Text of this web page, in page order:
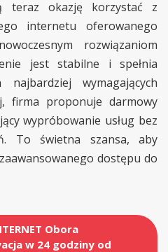
teraz okazję korzystać z
internetu oferowanego
rozwiązaniom
jest stabilne i spełnia
wymagających
firma proponuje darmowy
wypróbowanie usług bez
To świetna szansa, aby
dostępu do
Obora
w 24 godziny od